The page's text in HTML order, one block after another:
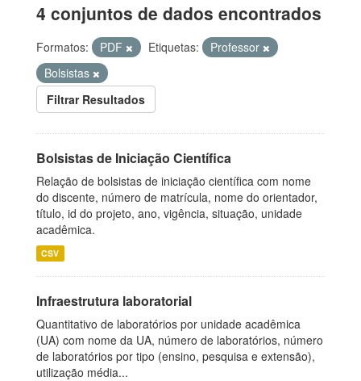
4 conjuntos de dados encontrados
Formatos: PDF Etiquetas:
Professor
Bolsistas
Filtrar Resultados
Bolsistas de Iniciação Científica
Relação de bolsistas de iniciação científica com nome
do discente, número de matrícula, nome do orientador,
título, id do projeto, ano, vigência, situação, unidade
acadêmica.
CSV
Infraestrutura laboratorial
Quantitativo de laboratórios por unidade acadêmica
(UA) com nome da UA, número de laboratórios, número
de laboratórios por tipo (ensino, pesquisa e extensão),
utilização média...